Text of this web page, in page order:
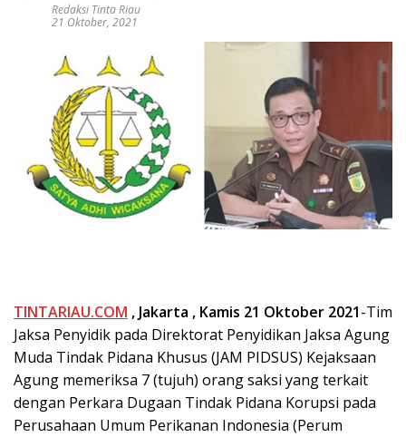
Redaksi Tinta Riau
21 Oktober, 2021
TINTARIAU.COM , Jakarta , Kamis 21 Oktober 2021-Tim
Jaksa Penyidik pada Direktorat Penyidikan Jaksa Agung
Muda Tindak Pidana Khusus (JAM PIDSUS) Kejaksaan
Agung memeriksa 7 (tujuh) orang saksi yang terkait
dengan Perkara Dugaan Tindak Pidana Korupsi pada
Perusahaan Umum Perikanan Indonesia (Perum